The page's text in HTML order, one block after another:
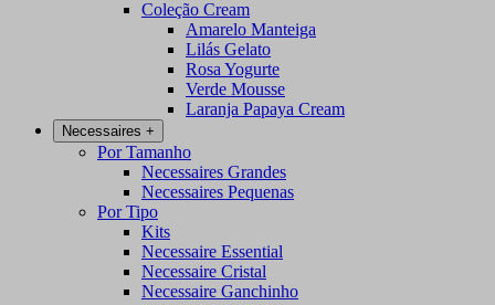
Coleção Cream
Amarelo Manteiga
Lilás Gelato
Rosa Yogurte
Verde Mousse
Laranja Papaya Cream
Necessaires +
Por Tamanho
Necessaires Grandes
Necessaires Pequenas
Por Tipo
Kits
Necessaire Essential
Necessaire Cristal
Necessaire Ganchinho